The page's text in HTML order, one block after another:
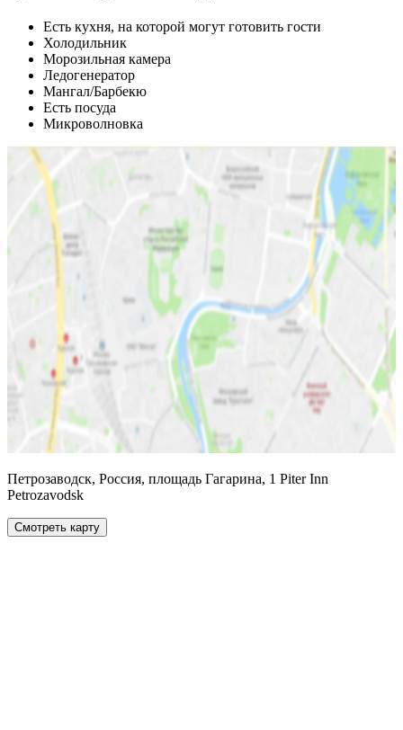
Есть кухня, на которой могут готовить гости
Холодильник
Морозильная камера
Ледогенератор
Мангал/Барбекю
Есть посуда
Микроволновка
Петрозаводск, Россия, площадь Гагарина, 1 Piter Inn
Petrozavodsk
Смотреть карту